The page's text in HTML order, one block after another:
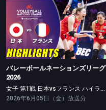
バレーボールネーションズリーグ2026
女子 第1戦 日本vsフランス ハイライト
バレーボールネーションズリーグ
2026
女子 第1戦 日本vsフランス ハイライト
2026年6月05日（金）放送分